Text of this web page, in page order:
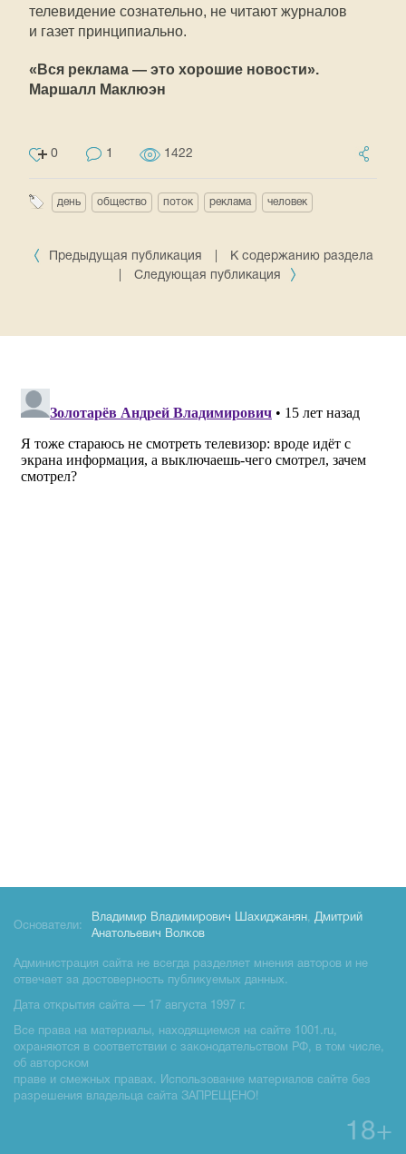
телевидение сознательно, не читают журналов
и газет принципиально.
«Вся реклама — это хорошие новости».
Маршалл Маклюэн
0 1 1422
день общество поток реклама человек
Предыдущая публикация
К содержанию раздела
Следующая публикация
Основатели:
Владимир Владимирович Шахиджанян, Дмитрий
Анатольевич Волков
Администрация сайта не всегда разделяет мнения авторов и не
отвечает за достоверность публикуемых данных.
Дата открытия сайта — 17 августа 1997 г.
Все права на материалы, находящиемся на сайте 1001.ru,
охраняются в соответствии с законодательством РФ, в том числе,
об авторском
праве и смежных правах. Использование материалов сайте без
разрешения владельца сайта ЗАПРЕЩЕНО!
18+